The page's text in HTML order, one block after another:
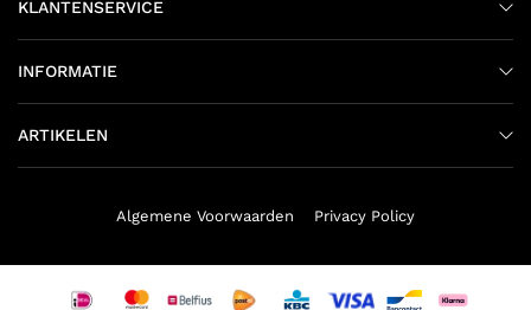
KLANTENSERVICE
INFORMATIE
ARTIKELEN
Algemene Voorwaarden Privacy Policy